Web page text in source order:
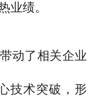
业绩。
了相关企业
技术突破，形